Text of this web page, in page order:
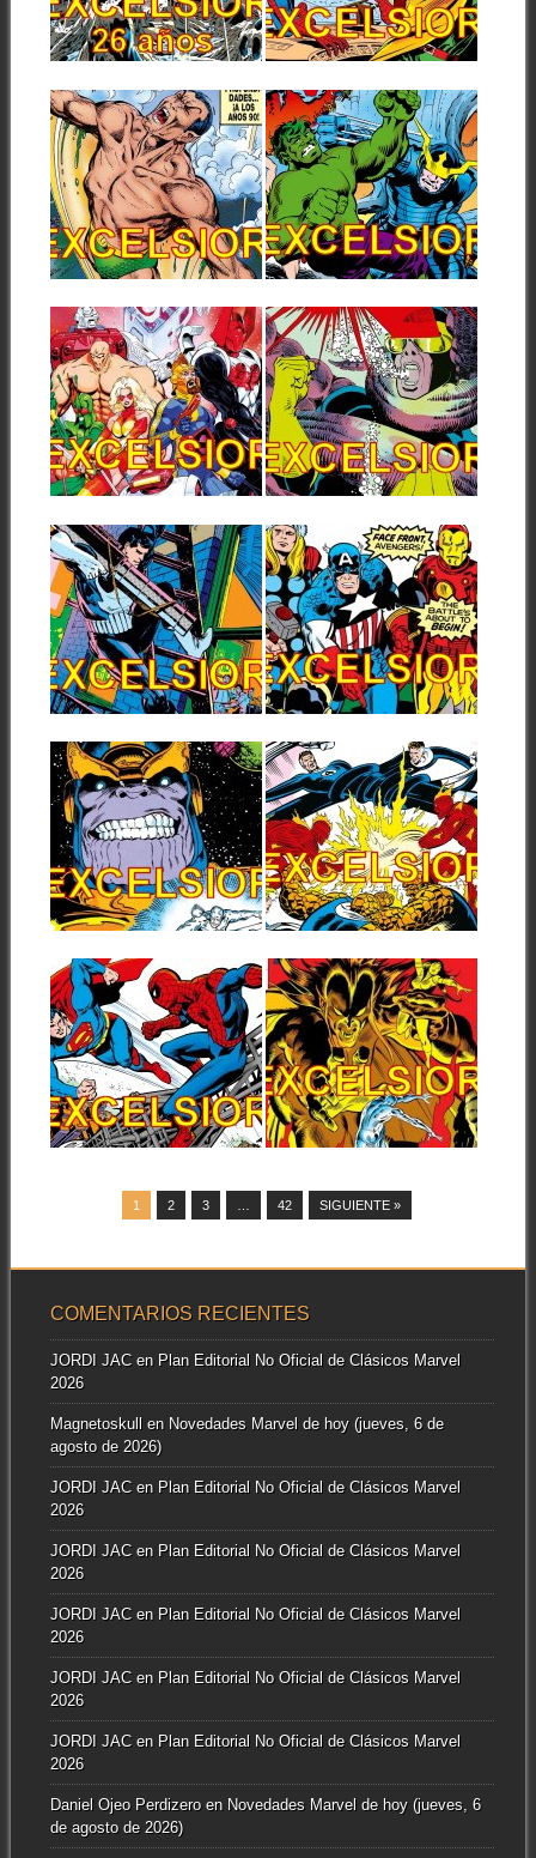
actualización tiene un
significado muy especial
para...
▶
web EXCELSIOR ha
actualizado...
▶
22.06.26
ACTUALIZACIÓN
WEB EXCELSIOR
(22/06/2026)
Hola a todos, un lunes más la
web EXCELSIOR ha
actualizado...
▶
01.06.26
ACTUALIZACIÓN
WEB EXCELSIOR
(01/06/2026)
Hola a todos, un lunes más la
web EXCELSIOR ha
actualizado...
▶
25.05.26
ACTUALIZACIÓN
WEB EXCELSIOR
(25/05/2026)
Hola a todos, un lunes más la
web EXCELSIOR ha
actualizado...
▶
04.05.26
ACTUALIZACIÓN
WEB EXCELSIOR
(04/05/2026)
Hola a todos, un lunes más la
web EXCELSIOR ha
actualizado...
▶
20.04.26
ACTUALIZACIÓN
WEB EXCELSIOR
(20/04/2026)
Hola a todos, un lunes más la
web EXCELSIOR ha
actualizado...
▶
30.03.26
ACTUALIZACIÓN
WEB EXCELSIOR
(30/03/2026)
Hola a todos, un lunes más la
web EXCELSIOR ha
actualizado...
▶
23.03.26
ACTUALIZACIÓN
WEB EXCELSIOR
(23/03/2026)
Hola a todos, este lunes en la
actualización de la web...
▶
16.03.26
ACTUALIZACIÓN
WEB EXCELSIOR
(16/03/2026)
Hola a todos, un lunes más la
web EXCELSIOR ha
actualizado...
▶
02.03.26
ACTUALIZACIÓN
WEB EXCELSIOR
(02/03/2026)
Hola a todos, un lunes más la
web EXCELSIOR ha
actualizado...
▶
23.02.26
ACTUALIZACIÓN
WEB EXCELSIOR
(23/02/2026)
Hola a todos, en la
actualización de la web
EXCELSIOR hemos...
▶
1 2 3 42 SIGUIENTE »
COMENTARIOS RECIENTES
JORDI JACen Plan Editorial No Oficial de Clásicos Marvel
2026
Magnetoskullen Novedades Marvel de hoy (jueves, 6 de
agosto de 2026)
JORDI JACen Plan Editorial No Oficial de Clásicos Marvel
2026
JORDI JACen Plan Editorial No Oficial de Clásicos Marvel
2026
JORDI JACen Plan Editorial No Oficial de Clásicos Marvel
2026
JORDI JACen Plan Editorial No Oficial de Clásicos Marvel
2026
JORDI JACen Plan Editorial No Oficial de Clásicos Marvel
2026
Daniel Ojeo Perdizeroen Novedades Marvel de hoy (jueves, 6
de agosto de 2026)